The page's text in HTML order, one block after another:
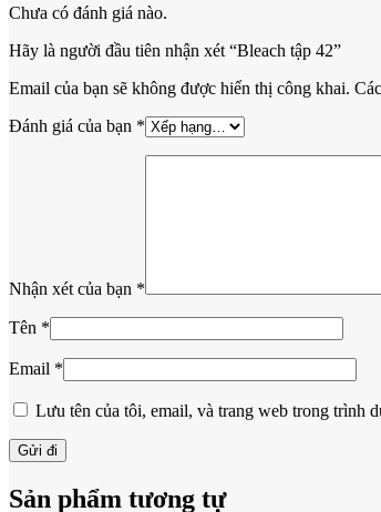
Chưa có đánh giá nào.
Hãy là người đầu tiên nhận xét “Bleach tập 42”
Email của bạn sẽ không được hiển thị công khai.
Đánh giá của bạn *
Nhận xét của bạn *
Tên *
Email *
Lưu tên của tôi, email, và trang web trong trình
Sản phẩm tương tự